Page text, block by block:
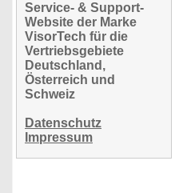
Service- & Support-
Website der Marke
VisorTech für die
Vertriebsgebiete
Deutschland,
Österreich und
Schweiz
Datenschutz
Impressum